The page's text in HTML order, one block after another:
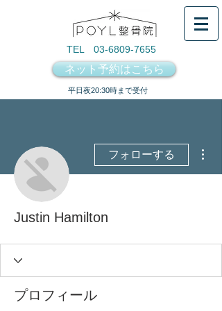
TEL 03-6809-7655
ネット予約はこちら
​平日夜20:30時まで受付
フォローする
Justin Hamilton
プロフィール